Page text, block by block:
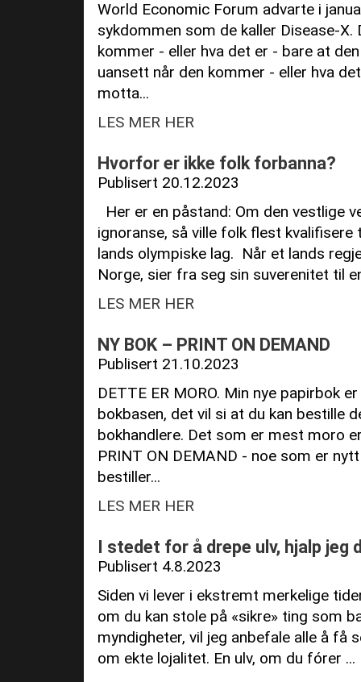
World Economic Forum advarte i
sykdommen som de kaller Disease-X.
kommer - eller hva det er - bare at
uansett når den kommer - eller hva
motta...
LES MER HER
Hvorfor er ikke folk forbanna?
Publisert 20.12.2023
Her er en påstand: Om den vestlige
ignoranse, så ville folk flest
lands olympiske lag. Når et lands
Norge, sier fra seg sin suverenitet til
LES MER HER
NY BOK – PRINT ON DEMAND
Publisert 21.10.2023
DETTE ER MORO. Min nye papirbok
bokbasen, det vil si at du kan bestille
bokhandlere. Det som er mest moro
PRINT ON DEMAND - noe som er
bestiller...
LES MER HER
I stedet for å drepe ulv, hjalp jeg
Publisert 4.8.2023
Siden vi lever i ekstremt merkelige
om du kan stole på «sikre» ting som
myndigheter, vil jeg anbefale alle å få
om ekte lojalitet. En ulv, om du fórer ...